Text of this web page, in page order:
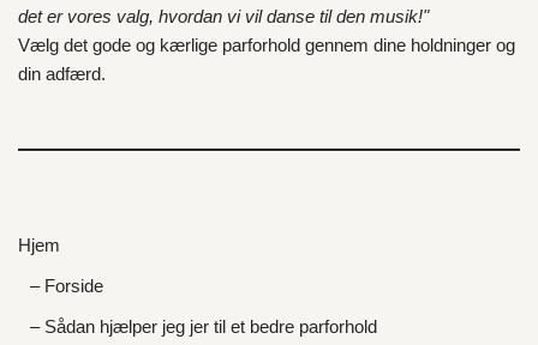
det er vores valg, hvordan vi vil danse til den musik!"
Vælg det gode og kærlige parforhold gennem dine holdninger og
din adfærd.
Hjem
– Forside
– Sådan hjælper jeg jer til et bedre parforhold